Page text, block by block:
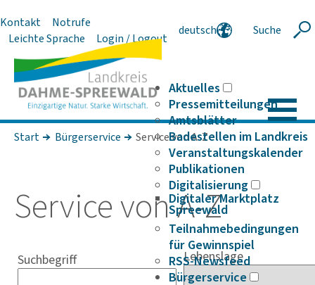
Kontakt
Notrufe
Leichte Sprache
Login / Logout
deutsch
Suche
Aktuelles
Pressemitteilungen
Amtsblätter
Badestellen im Landkreis
Veranstaltungskalender
Publikationen
Digitalisierung
Digitaler Marktplatz
Spreewald
Teilnahmebedingungen
für Gewinnspiel
RSS-Newsfeed
Bürgerservice
Start Bürgerservice Service von A-Z
Service von A-Z
Suchbegriff Lebenslage